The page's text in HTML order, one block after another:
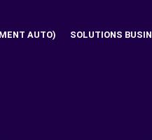
AUTO) SOLUTIONS